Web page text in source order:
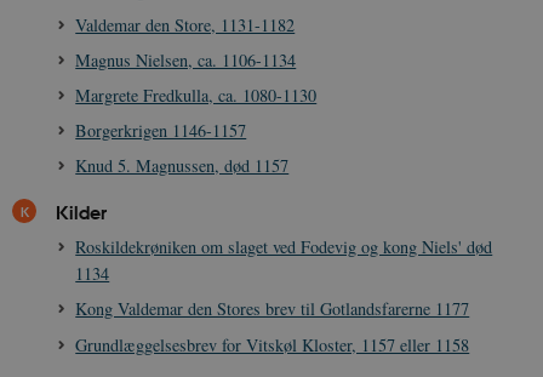
Valdemar den Store, 1131-1182
Magnus Nielsen, ca. 1106-1134
Margrete Fredkulla, ca. 1080-1130
Borgerkrigen 1146-1157
Knud 5. Magnussen, død 1157
Kilder
Roskildekrøniken om slaget ved Fodevig og kong Niels' død
1134
Kong Valdemar den Stores brev til Gotlandsfarerne 1177
Grundlæggelsesbrev for Vitskøl Kloster, 1157 eller 1158